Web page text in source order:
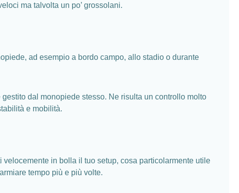
ma talvolta un po’ grossolani.
ad esempio a bordo campo, allo stadio o durante
dal monopiede stesso. Ne risulta un controllo molto
e mobilità.
in bolla il tuo setup, cosa particolarmente utile
tempo più e più volte.